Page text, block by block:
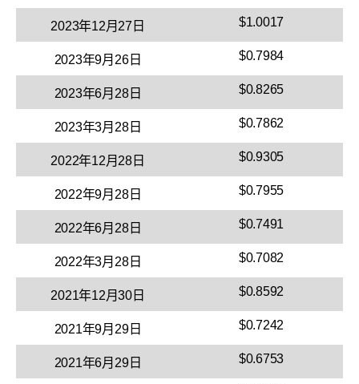
2023年12月27日 $1.0017
2023年9月26日 $0.7984
2023年6月28日 $0.8265
2023年3月28日 $0.7862
2022年12月28日 $0.9305
2022年9月28日 $0.7955
2022年6月28日 $0.7491
2022年3月28日 $0.7082
2021年12月30日 $0.8592
2021年9月29日 $0.7242
2021年6月29日 $0.6753